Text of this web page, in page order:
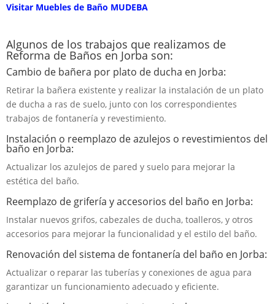
Visitar Muebles de Baño MUDEBA
Algunos de los trabajos que realizamos de
Reforma de Baños en Jorba son:
Cambio de bañera por plato de ducha en Jorba:
Retirar la bañera existente y realizar la instalación de un plato
de ducha a ras de suelo, junto con los correspondientes
trabajos de fontanería y revestimiento.
Instalación o reemplazo de azulejos o revestimientos del
baño en Jorba:
Actualizar los azulejos de pared y suelo para mejorar la
estética del baño.
Reemplazo de grifería y accesorios del baño en Jorba:
Instalar nuevos grifos, cabezales de ducha, toalleros, y otros
accesorios para mejorar la funcionalidad y el estilo del baño.
Renovación del sistema de fontanería del baño en Jorba:
Actualizar o reparar las tuberías y conexiones de agua para
garantizar un funcionamiento adecuado y eficiente.